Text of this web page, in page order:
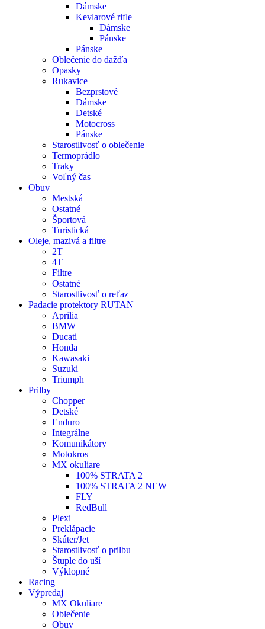
Dámske
Kevlarové rifle
Dámske
Pánske
Pánske
Oblečenie do dažďa
Opasky
Rukavice
Bezprstové
Dámske
Detské
Motocross
Pánske
Starostlivosť o oblečenie
Termoprádlo
Traky
Voľný čas
Obuv
Mestská
Ostatné
Športová
Turistická
Oleje, mazivá a filtre
2T
4T
Filtre
Ostatné
Starostlivosť o reťaz
Padacie protektory RUTAN
Aprilia
BMW
Ducati
Honda
Kawasaki
Suzuki
Triumph
Prilby
Chopper
Detské
Enduro
Integrálne
Komunikátory
Motokros
MX okuliare
100% STRATA 2
100% STRATA 2 NEW
FLY
RedBull
Plexi
Preklápacie
Skúter/Jet
Starostlivosť o prilbu
Štuple do uší
Výklopné
Racing
Výpredaj
MX Okuliare
Oblečenie
Obuv